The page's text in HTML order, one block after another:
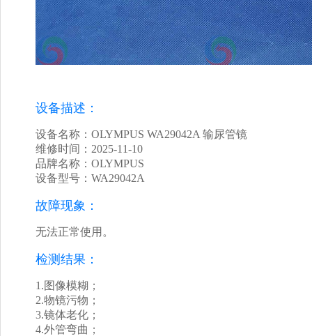
设备描述：
设备名称：OLYMPUS WA29042A 输尿管镜
维修时间：2025-11-10
品牌名称：OLYMPUS
设备型号：WA29042A
故障现象：
无法正常使用。
检测结果：
1.图像模糊；
2.物镜污物；
3.镜体老化；
4.外管弯曲；